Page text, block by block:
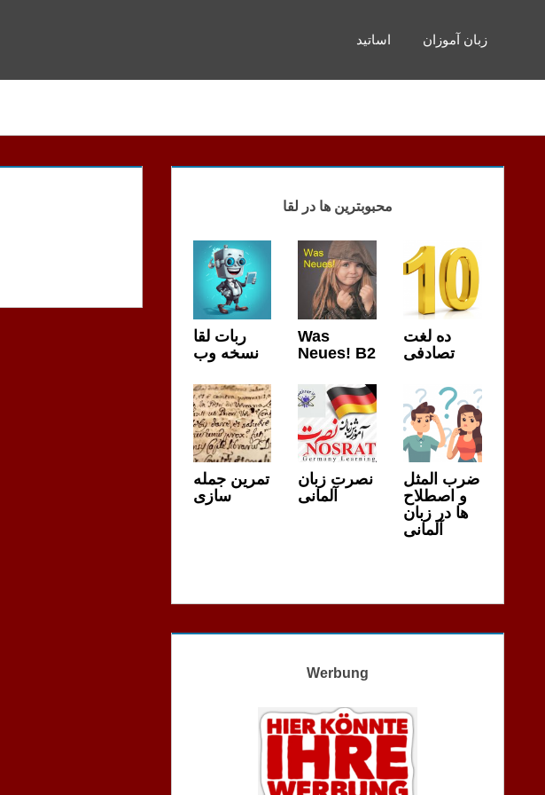
اساتید زبان آموزان
محبوبترین ها در لقا
ربات لقا
نسخه وب
Was
Neues! B2
ده لغت
تصادفی
تمرین جمله
سازی
نصرت زبان
آلمانی
ضرب المثل
و اصطلاح
ها در زبان
آلمانی
Werbung